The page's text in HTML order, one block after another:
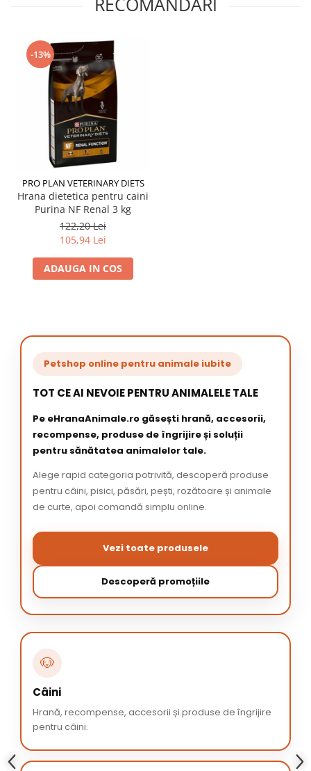
-13%
PRO PLAN VETERINARY DIETS
Hrana dietetica pentru caini
Purina NF Renal 3 kg
122,20 Lei
105,94 Lei
ADAUGA IN COS
Petshop online pentru animale iubite
TOT CE AI NEVOIE PENTRU ANIMALELE TALE
Pe eHranaAnimale.ro găsești hrană, accesorii,
recompense, produse de îngrijire și soluții
pentru sănătatea animalelor tale.
Alege rapid categoria potrivită, descoperă produse
pentru câini, pisici, păsări, pești, rozătoare și animale
de curte, apoi comandă simplu online.
Vezi toate produsele
Descoperă promoțiile
🐶
Câini
Hrană, recompense, accesorii și produse de îngrijire
pentru câini.